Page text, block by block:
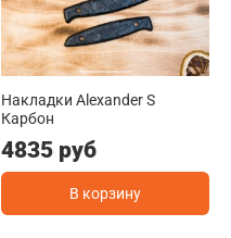
Накладки Alexander S
Карбон
4835 руб
В корзину